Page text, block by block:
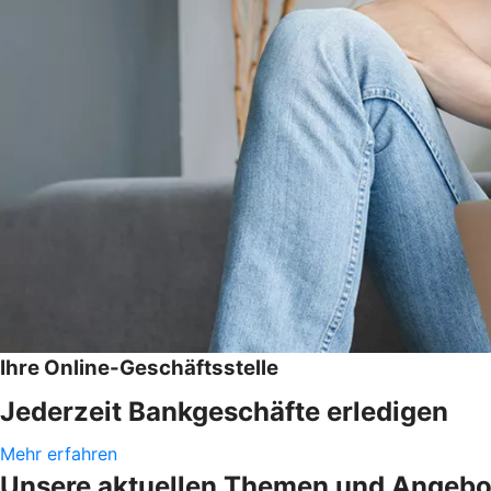
Ihre Online-Geschäftsstelle
Jederzeit Bankgeschäfte erledigen
Mehr erfahren